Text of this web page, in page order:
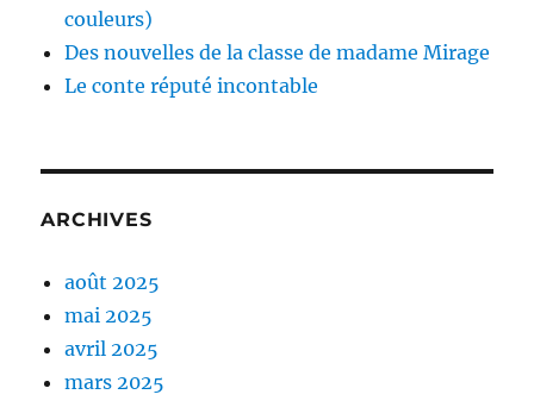
couleurs)
Des nouvelles de la classe de madame Mirage
Le conte réputé incontable
ARCHIVES
août 2025
mai 2025
avril 2025
mars 2025